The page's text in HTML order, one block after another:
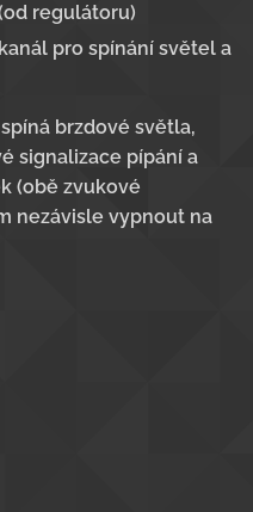
regulátoru)
pro spínání světel a
brzdové světla,
signalizace pípání a
(obě zvukové
nezávisle vypnout na